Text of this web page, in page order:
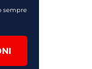
sempre